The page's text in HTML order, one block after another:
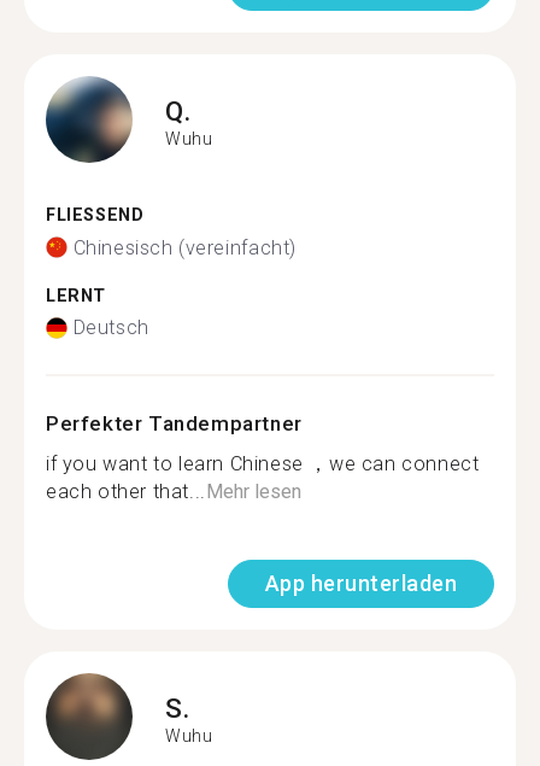
Q.
Wuhu
FLIESSEND
Chinesisch (vereinfacht)
LERNT
Deutsch
Perfekter Tandempartner
if you want to learn Chinese ，we can connect
each other that...Mehr lesen
App herunterladen
S.
Wuhu